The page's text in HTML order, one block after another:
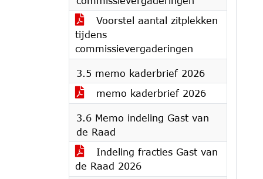
Voorstel aantal zitplekken
tijdens
commissievergaderingen
3.5 memo kaderbrief 2026
memo kaderbrief 2026
3.6 Memo indeling Gast van
de Raad
Indeling fracties Gast van
de Raad 2026